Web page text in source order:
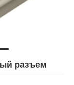
разъем